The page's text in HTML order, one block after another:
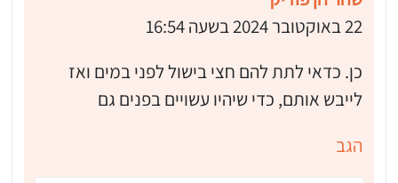
22 באוקטובר 2024 בשעה 16:54
כן. כדאי לתת להם חצי בישול לפני במים ואז
לייבש אותם, כדי שיהיו עשויים בפנים גם
הגב